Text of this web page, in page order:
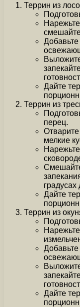
Террин из
Дайте
Террин из
перец.
Отварите
мелкие
градусах
Дайте
Террин из
Дайте